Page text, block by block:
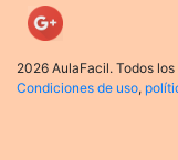
2026 AulaFacil. Todos
Condiciones de uso,